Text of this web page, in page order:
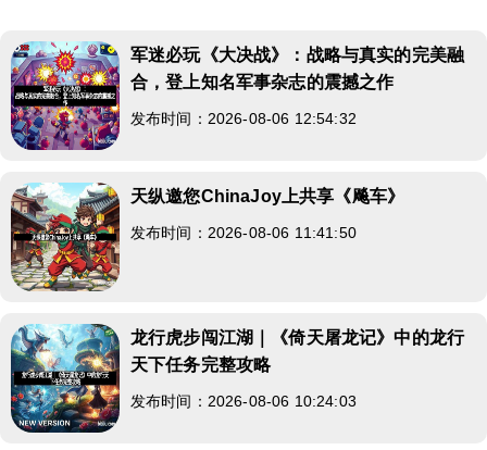
军迷必玩《大决战》：战略与真实的完美融
合，登上知名军事杂志的震撼之作
发布时间：2026-08-06 12:54:32
天纵邀您ChinaJoy上共享《飚车》
发布时间：2026-08-06 11:41:50
龙行虎步闯江湖｜《倚天屠龙记》中的龙行
天下任务完整攻略
发布时间：2026-08-06 10:24:03